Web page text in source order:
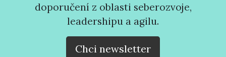
doporučení z oblasti seberozvoje,
leadershipu a agilu.
Chci newsletter